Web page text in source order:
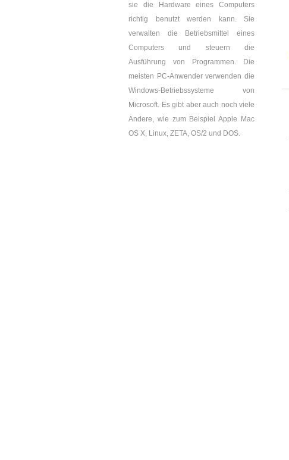
sie die Hardware eines Computers
richtig benutzt werden kann. Sie
verwalten die Betriebsmittel eines
Computers und steuern die
Ausführung von Programmen. Die
meisten PC-Anwender verwenden die
Windows-Betriebssysteme von
Microsoft. Es gibt aber auch noch viele
Andere, wie zum Beispiel Apple Mac
OS X, Linux, ZETA, OS/2 und DOS.